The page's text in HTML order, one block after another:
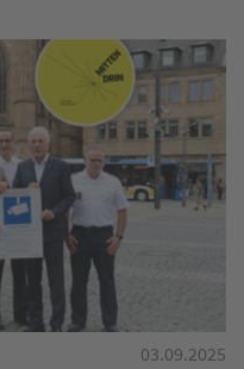
03.09.2025